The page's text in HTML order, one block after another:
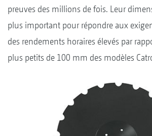
preuves des millions de fois. Leur
plus important pour répondre aux
des rendements horaires élevés par
plus petits de 100 mm des modèles